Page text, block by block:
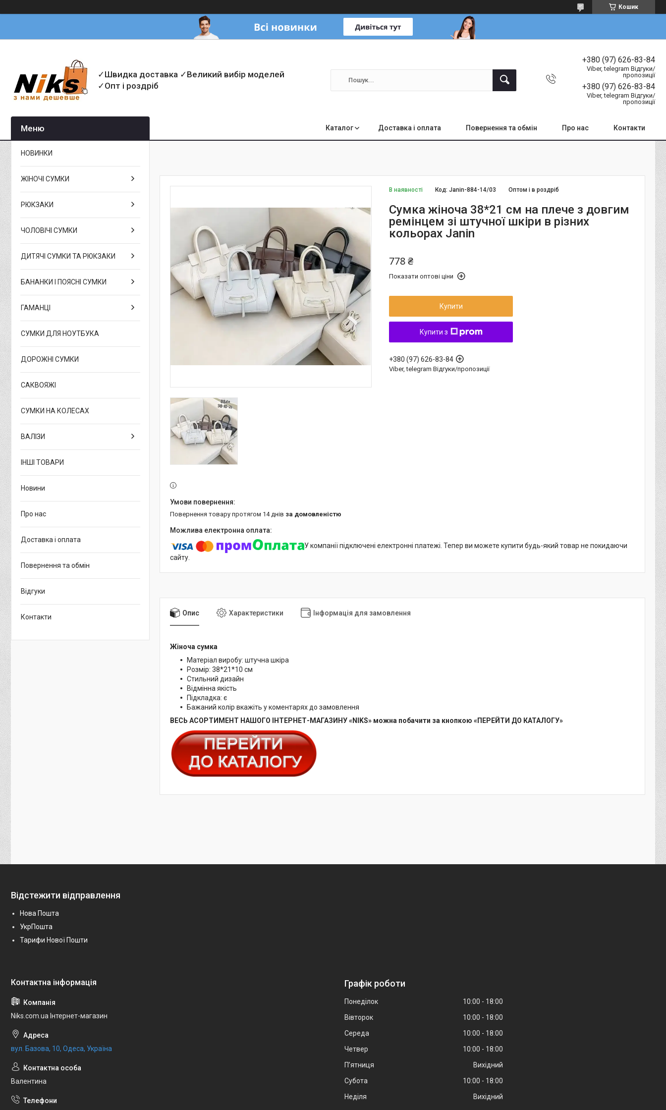
Кошик
✓Швидка доставка ✓Великий вибір моделей
✓Опт і роздріб
+380 (97) 626-83-84
Viber, telegram Відгуки/
пропозиції
+380 (97) 626-83-84
Viber, telegram Відгуки/
пропозиції
Каталог Доставка і оплата Повернення та обмін Про нас Контакти
В наявності Оптом і в роздріб
Код:Janin-884-14/03
Сумка жіноча 38*21 см на плече з довгим
ремінцем зі штучної шкіри в різних
кольорах Janin
778 ₴
Показати оптові ціни
Купити
Купити з
+380 (97) 626-83-84
Viber, telegram Відгуки/пропозиції
повернення товару протягом 14 днів за домовленістю
У компанії підключені електронні платежі. Тепер ви можете купити будь-який товар не покидаючи
сайту.
Опис Характеристики Інформація для замовлення
Жіноча сумка
Матеріал виробу: штучна шкіра
Розмір: 38*21*10 см
Стильний дизайн
Відмінна якість
Підкладка: є
Бажаний колір вкажіть у коментарях до замовлення
ВЕСЬ АСОРТИМЕНТ НАШОГО ІНТЕРНЕТ-МАГАЗИНУ «NIKS» можна побачити за кнопкою «ПЕРЕЙТИ ДО КАТАЛОГУ»
НОВИНКИ
ЖІНОЧІ СУМКИ
РЮКЗАКИ
ЧОЛОВІЧІ СУМКИ
ДИТЯЧІ СУМКИ ТА РЮКЗАКИ
БАНАНКИ І ПОЯСНІ СУМКИ
ГАМАНЦІ
СУМКИ ДЛЯ НОУТБУКА
ДОРОЖНІ СУМКИ
САКВОЯЖІ
СУМКИ НА КОЛЕСАХ
ВАЛІЗИ
ІНШІ ТОВАРИ
Новини
Про нас
Доставка і оплата
Повернення та обмін
Відгуки
Контакти
Відстежити відправлення
Нова Пошта
УкрПошта
Тарифи Нової Пошти
Niks.com.ua Інтернет-магазин
вул. Базова, 10, Одеса, Україна
Валентина
Графік роботи
Понеділок 10:00
18:00
Вівторок
10:00
18:00
Середа
10:00
18:00
Четвер
10:00
18:00
Пʼятниця
Вихідний
Субота
10:00
18:00
Неділя
Вихідний